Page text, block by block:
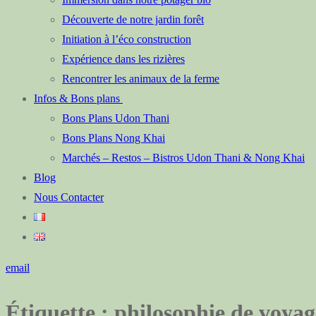
Découverte de notre jardin forêt
Initiation à l’éco construction
Expérience dans les rizières
Rencontrer les animaux de la ferme
Infos & Bons plans
Bons Plans Udon Thani
Bons Plans Nong Khai
Marchés – Restos – Bistros Udon Thani & Nong Khai
Blog
Nous Contacter
email